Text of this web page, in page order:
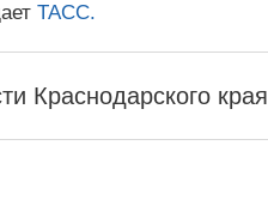
ТАСС.
Краснодарского края